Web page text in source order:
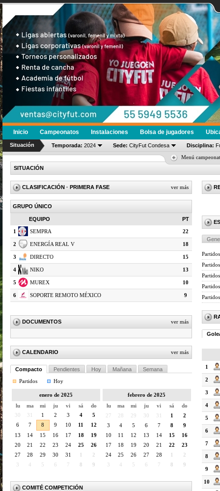
Inicio Campeonatos Instalaciones Bolsa de jugadores
Situación Temporada: 2024 Sede: CityFut Condesa Disciplina:
Menú
SITUACIÓN
CLASIFICACIÓN · PRIMERA FASE ver más
GRUPO ÚNICO
EQUIPO PT
1 SEMPRA 22
2 ENERGÍA REAL V 18
3 DIRECTO 15
4 NIKO 13
5 MUREX 10
6 SOPORTE REMOTO MÉXICO 9
DOCUMENTOS ver más
CALENDARIO ver más
Compacto Pendientes Hoy Mañana
Semana
Partidos
Hoy
enero de 2025
lu
ma mi ju vi sá
do
30
31 1 2 3 4
5
6
7 8 9 10 11
12
13
14 15 16 17 18
19
20
21 22 23 24 25
26
27
28 29 30 31
2
3
4 5 6 7 8 9
febrero de 2025
lu
ma mi ju vi sá
do
27
28 29 30 31 1
2
3
4 5 6 7 8
9
10
11 12 13 14 15
16
17
18 19 20 21 22
23
24
25 26 27 28
2
3
4 5 6 7 8 9
COMITÉ COMPETICIÓN
Partidos
1
2
3
4
5
6
7
8
9
10